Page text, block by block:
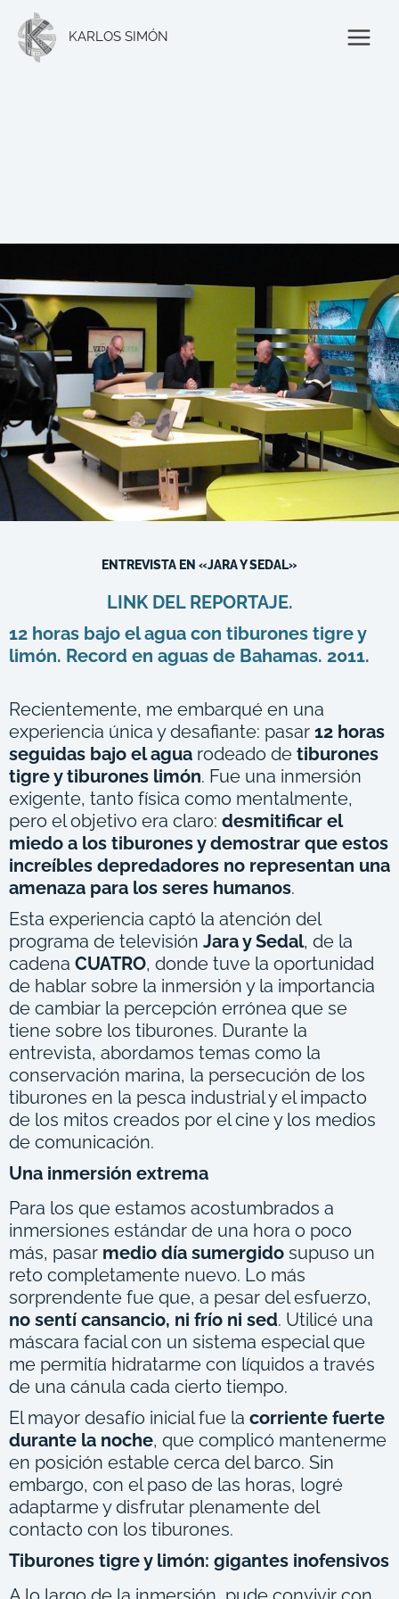
contenido
KARLOS SIMÓN
ENTREVISTA EN «JARA Y SEDAL»
LINK DEL REPORTAJE.
12 horas bajo el agua con tiburones tigre y
limón. Record en aguas de Bahamas. 2011.
Recientemente, me embarqué en una
experiencia única y desafiante: pasar 12 horas
seguidas bajo el agua rodeado de tiburones
tigre y tiburones limón. Fue una inmersión
exigente, tanto física como mentalmente,
pero el objetivo era claro: desmitificar el
miedo a los tiburones y demostrar que estos
increíbles depredadores no representan una
amenaza para los seres humanos.
Esta experiencia captó la atención del
programa de televisión Jara y Sedal, de la
cadena CUATRO, donde tuve la oportunidad
de hablar sobre la inmersión y la importancia
de cambiar la percepción errónea que se
tiene sobre los tiburones. Durante la
entrevista, abordamos temas como la
conservación marina, la persecución de los
tiburones en la pesca industrial y el impacto
de los mitos creados por el cine y los medios
de comunicación.
Una inmersión extrema
Para los que estamos acostumbrados a
inmersiones estándar de una hora o poco
más, pasar medio día sumergido supuso un
reto completamente nuevo. Lo más
sorprendente fue que, a pesar del esfuerzo,
no sentí cansancio, ni frío ni sed. Utilicé una
máscara facial con un sistema especial que
me permitía hidratarme con líquidos a través
de una cánula cada cierto tiempo.
El mayor desafío inicial fue la corriente fuerte
durante la noche, que complicó mantenerme
en posición estable cerca del barco. Sin
embargo, con el paso de las horas, logré
adaptarme y disfrutar plenamente del
contacto con los tiburones.
Tiburones tigre y limón: gigantes inofensivos